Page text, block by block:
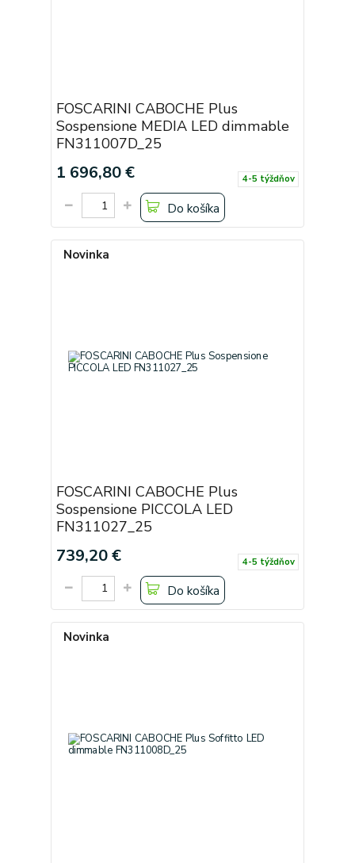
FOSCARINI CABOCHE Plus
Sospensione MEDIA LED dimmable
FN311007D_25
1 696,80 € 4-5 týždňov
Do košíka
Novinka
FOSCARINI CABOCHE Plus
Sospensione PICCOLA LED
FN311027_25
739,20 € 4-5 týždňov
Do košíka
Novinka